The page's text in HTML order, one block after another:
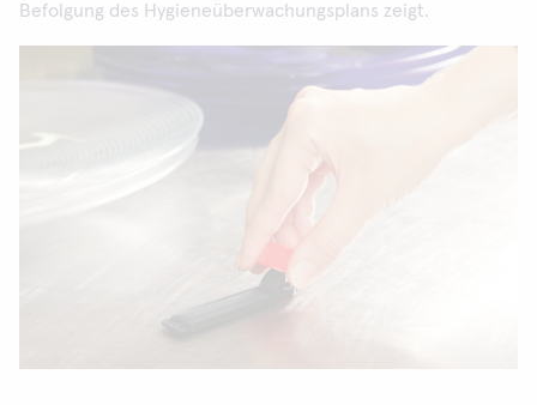
Befolgung des Hygieneüberwachungsplans zeigt.